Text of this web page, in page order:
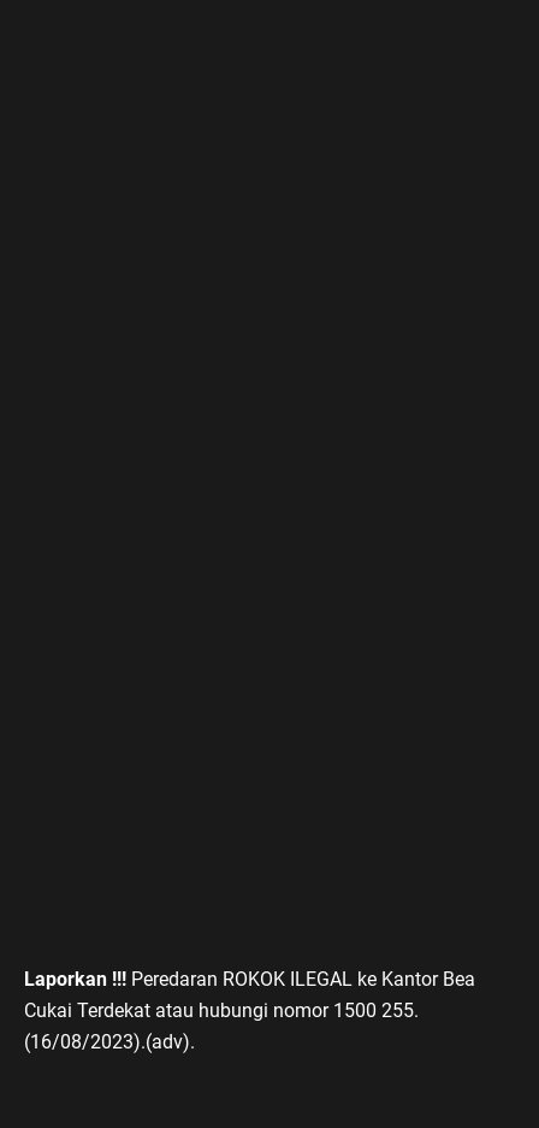
Laporkan !!! Peredaran ROKOK ILEGAL ke Kantor Bea
Cukai Terdekat atau hubungi nomor 1500 255.
(16/08/2023).(adv).